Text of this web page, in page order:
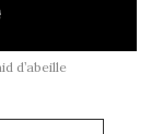
d’abeille